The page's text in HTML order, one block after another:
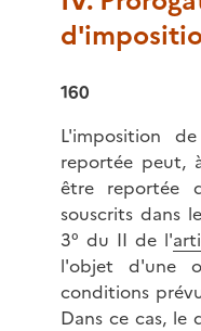
160
L'imposition
reportée peut,
être reportée
souscrits dans
3° du II de l'
l'objet d'une
conditions
Dans ce cas, le